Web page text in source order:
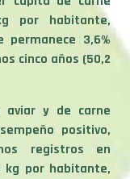
permanece 3,6%
cinco años (50,2
positivo,
registros en
kg por habitante,
interanual del